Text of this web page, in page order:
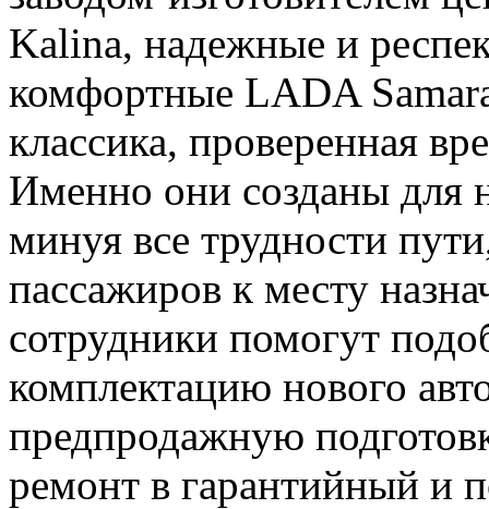
Kalina, надежные и
комфортные LADA
классика, проверенная
Именно они созданы для
минуя все трудности
пассажиров к месту
сотрудники помогут
комплектацию нового
предпродажную
ремонт в гарантийный и